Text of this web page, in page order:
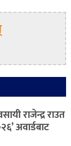
राजेन्द्र राउत
अवार्डबाट